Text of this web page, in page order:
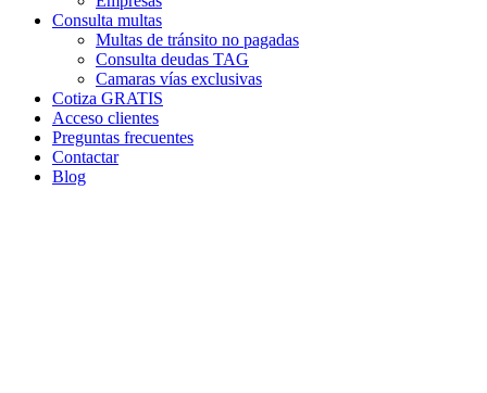
Consulta multas
Multas de tránsito no pagadas
Consulta deudas TAG
Camaras vías exclusivas
Cotiza GRATIS
Acceso clientes
Preguntas frecuentes
Contactar
Blog